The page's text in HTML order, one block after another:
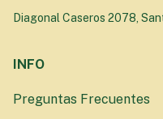
Diagonal Caseros 2078,
INFO
Preguntas Frecuentes